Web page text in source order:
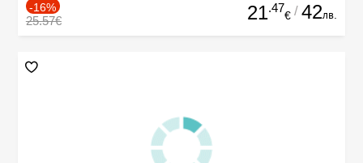
-16%
25.57€ 21.47
€ / 42лв.